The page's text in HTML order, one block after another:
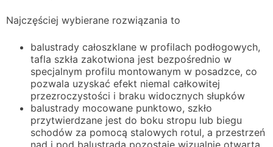
Najczęściej wybierane rozwiązania to
balustrady całoszklane w profilach podłogowych,
tafla szkła zakotwiona jest bezpośrednio w
specjalnym profilu montowanym w posadzce, co
pozwala uzyskać efekt niemal całkowitej
przezroczystości i braku widocznych słupków
balustrady mocowane punktowo, szkło
przytwierdzane jest do boku stropu lub biegu
schodów za pomocą stalowych rotul, a przestrzeń
nad i pod balustradą pozostaje wizualnie otwarta